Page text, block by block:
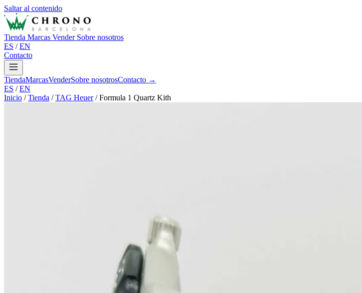
Saltar al contenido
Tienda Marcas Vender Sobre nosotros
ES / EN
Contacto
TiendaMarcasVenderSobre nosotrosContacto →
ES / EN
Inicio / Tienda / TAG Heuer / Formula 1 Quartz Kith